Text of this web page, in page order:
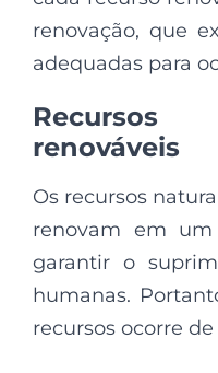
renovação, que
adequadas para
renováveis
Os recursos
renovam em
garantir o
humanas.
recursos ocorre